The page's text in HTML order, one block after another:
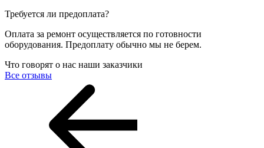
Требуется ли предоплата?
Оплата за ремонт осуществляется по готовности
оборудования. Предоплату обычно мы не берем.
Что говорят о нас наши заказчики
Все отзывы